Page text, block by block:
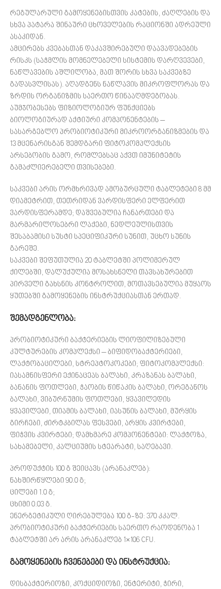
რეგულარული გამოყენებისთვის კატების, ძაღლების და
სხვა პატარა შინაური ცხოველების რაციონში ადრეული
ასაკიდან.
ამცირებს კვებასთან დაკავშირებული დაავადებების
რისკს (საჭმლის მომნელებელი სისტემის დარღვევები,
ნაწლავების აშლილობა, მათ შორის სხვა საკვებზე
გადასვლისას). აღადგენს ნაწლავის მიკროფლორას და
ზრდის ორგანიზმის საერთო წინააღმდეგობას.
აუმჯობესებს ფიზიოლოგიურ ფუნქციებს
ბიოლოგიურად აქტიური კომპონენტების –
სასარგებლო პრობიოტიკური მიკროორგანიზმების და
13 მცენარისგან შემდგარი ფიტოკომპლექსის
არსებობის გამო, რომლებსაც აქვთ იმუნიტეტის
გამაძლიერებელი თვისებები.
საკვები არის ორმხრივად ამობურცული ტაბლეტები 8 მმ
დიამეტრით, თეთრიდან ვარდისფერი ელფერით
ვარდისფერამდე; დაშვებულია ჩანართები და
მარმარილოსებრი ლაქები, ნედლეულისთვის
შესაბამისი სუსტი სპეციფიკური სუნით, უცხო სუნის
გარეშე.
საკვები შეფუთულია 20 ტაბლეტში პოლიმერულ
ქილებში, დალუქულია მოსახსნელი თავსახურებით
პირველი გახსნის კონტროლით, მოთავსებულია მუყაოს
ყუთებში გამოყენების ინსტრუქციასთან ერთად.
შემადგენლობა:
პრობიოტიკური ბაქტერიების ლიოფილიზებული
კულტურების კომპლექსი – ბიფიდობაქტერიები,
ლაქტობაცილები, სტრეპტოკოკები; ფიტოკომპლექსი:
იასამნისფერი ექინაცეას ბალახი, კრაზანას ბალახი,
ბანანის ფოთლები, ჭაობის წიწაკის ბალახი, ორეგანოს
ბალახი, ვიბურნუმის ფოთლები, ყვავილედის
ყვავილები, თიამის ბალახი, იასუნის ბალახი, მურყის
გირჩები, ძირტკბილას ფესვები, არყის კვირტები,
ფიჭვის კვირტები; დამხმარე კომპონენტები: ლაქტოზა,
სახამებელი, კალციუმის სტეარატი, საღებავი.
პროდუქტის 100 გ შეიცავს (არანაკლებ):
ნახშირწყლები 90.0 გ;
ცილები 1.0 გ;
ცხიმი 0.03 გ.
ენერგეტიკული ღირებულება 100 გ-ზე: 370 კკალ.
პრობიოტიკური ბაქტერიების საერთო რაოდენობა 1
ტაბლეტში არ არის არანაკლებ 1×106 CFU.
გამოყენების ჩვენებები და ინსტრუქცია:
დისბაქტერიოზი, კოქციდიოზი, ენტერიტი, ჭირი,